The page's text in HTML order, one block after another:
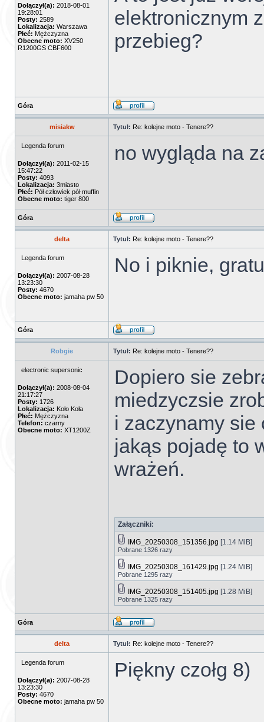
Dołączył(a): 2018-08-01
19:28:01
Posty: 2589
Lokalizacja: Warszawa
Płeć: Mężczyzna
Obecne moto: XV250
R1200GS CBF600
elektronicznym
przebieg?
Góra
misiakw Tytuł: Re: kolejne moto - Tenere??
Legenda forum
Dołączył(a): 2011-02-15
15:47:22
Posty: 4093
Lokalizacja: 3miasto
Płeć: Pół człowiek pół muffin
Obecne moto: tiger 800
no wygląda na
Góra
delta Tytuł: Re: kolejne moto - Tenere??
Legenda forum
Dołączył(a): 2007-08-28
13:23:30
Posty: 4670
Obecne moto: jamaha pw 50
No i piknie,
Góra
Robgie Tytuł: Re: kolejne moto - Tenere??
electronic supersonic
Dołączył(a): 2008-08-04
21:17:27
Posty: 1726
Lokalizacja: Koło Koła
Płeć: Mężczyzna
Telefon: czarny
Obecne moto: XT1200Z
Dopiero sie
miedzyczsie
i zaczynamy sie
jakąs pojadę to
wrażeń.
Załączniki:
IMG_20250308_151356.jpg [1.14 MiB]
Pobrane 1326 razy
IMG_20250308_161429.jpg [1.24 MiB]
Pobrane 1295 razy
IMG_20250308_151405.jpg [1.28 MiB]
Pobrane 1325 razy
Góra
delta Tytuł: Re: kolejne moto - Tenere??
Legenda forum
Dołączył(a): 2007-08-28
13:23:30
Posty: 4670
Obecne moto: jamaha pw 50
Piękny czołg 8)